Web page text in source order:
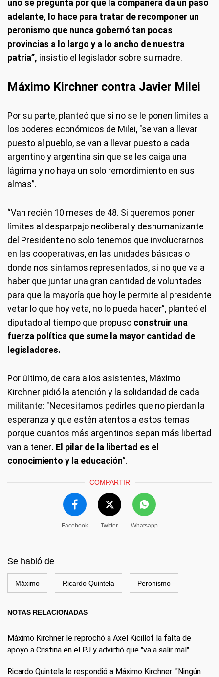
uno se pregunta por qué la compañera da un paso
adelante, lo hace para tratar de recomponer un
peronismo que nunca gobernó tan pocas
provincias a lo largo y a lo ancho de nuestra
patria”, insistió el legislador sobre su madre.
Máximo Kirchner contra Javier Milei
Por su parte, planteó que si no se le ponen límites a
los poderes económicos de Milei, "se van a llevar
puesto al pueblo, se van a llevar puesto a cada
argentino y argentina sin que se les caiga una
lágrima y no haya un solo remordimiento en sus
almas”.
“Van recién 10 meses de 48. Si queremos poner
límites al desparpajo neoliberal y deshumanizante
del Presidente no solo tenemos que involucrarnos
en las cooperativas, en las unidades básicas o
donde nos sintamos representados, si no que va a
haber que juntar una gran cantidad de voluntades
para que la mayoría que hoy le permite al presidente
vetar lo que hoy veta, no lo pueda hacer”, planteó el
diputado al tiempo que propuso construir una
fuerza política que sume la mayor cantidad de
legisladores.
Por último, de cara a los asistentes, Máximo
Kirchner pidió la atención y la solidaridad de cada
militante: "Necesitamos pedirles que no pierdan la
esperanza y que estén atentos a estos temas
porque cuantos más argentinos sepan más libertad
van a tener. El pilar de la libertad es el
conocimiento y la educación”.
COMPARTIR
Facebook Twitter Whatsapp
Se habló de
Máximo Ricardo Quintela Peronismo
NOTAS RELACIONADAS
Máximo Kirchner le reprochó a Axel Kicillof la falta de
apoyo a Cristina en el PJ y advirtió que "va a salir mal"
Ricardo Quintela le respondió a Máximo Kirchner: "Ningún